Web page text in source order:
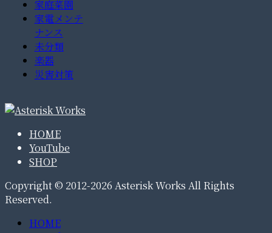
家庭菜園
家電メンテ
ナンス
未分類
楽器
災害対策
HOME
YouTube
SHOP
Copyright © 2012-2026 Asterisk Works All Rights
Reserved.
HOME